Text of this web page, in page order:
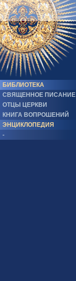
БИБЛИОТЕКА
СВЯЩЕННОЕ ПИСАНИЕ
ОТЦЫ ЦЕРКВИ
КНИГА ВОПРОШЕНИЙ
ЭНЦИКЛОПЕДИЯ
-